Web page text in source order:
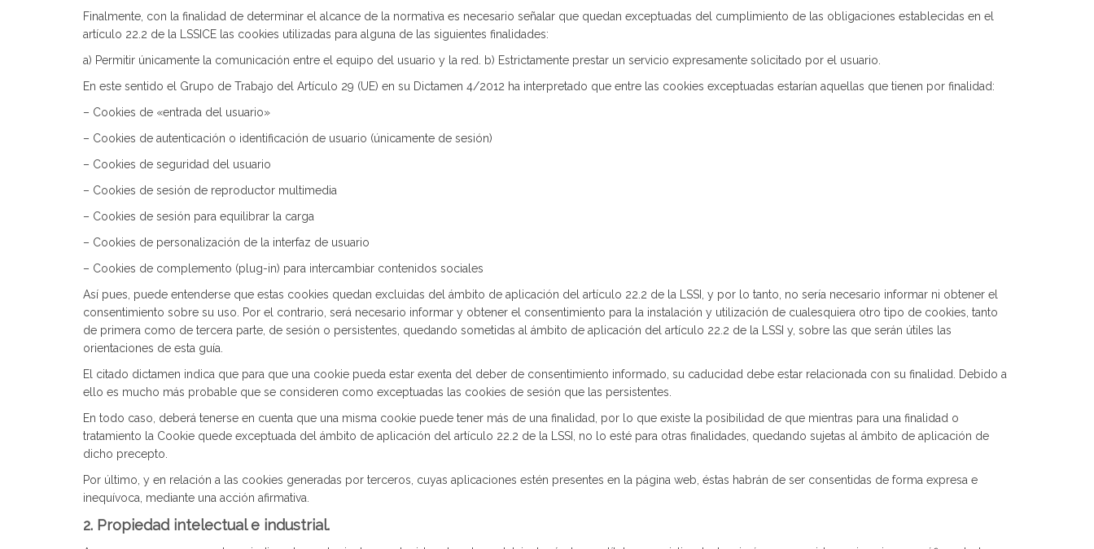
Finalmente, con la finalidad de determinar el alcance de la normativa es necesario señalar que quedan exceptuadas del cumplimiento de las obligaciones establecidas en el
artículo 22.2 de la LSSICE las cookies utilizadas para alguna de las siguientes finalidades:
a) Permitir únicamente la comunicación entre el equipo del usuario y la red. b) Estrictamente prestar un servicio expresamente solicitado por el usuario.
En este sentido el Grupo de Trabajo del Artículo 29 (UE) en su Dictamen 4/2012 ha interpretado que entre las cookies exceptuadas estarían aquellas que tienen por finalidad:
– Cookies de «entrada del usuario»
– Cookies de autenticación o identificación de usuario (únicamente de sesión)
– Cookies de seguridad del usuario
– Cookies de sesión de reproductor multimedia
– Cookies de sesión para equilibrar la carga
– Cookies de personalización de la interfaz de usuario
– Cookies de complemento (plug-in) para intercambiar contenidos sociales
Así pues, puede entenderse que estas cookies quedan excluidas del ámbito de aplicación del artículo 22.2 de la LSSI, y por lo tanto, no sería necesario informar ni obtener el
consentimiento sobre su uso. Por el contrario, será necesario informar y obtener el consentimiento para la instalación y utilización de cualesquiera otro tipo de cookies, tanto
de primera como de tercera parte, de sesión o persistentes, quedando sometidas al ámbito de aplicación del artículo 22.2 de la LSSI y, sobre las que serán útiles las
orientaciones de esta guía.
El citado dictamen indica que para que una cookie pueda estar exenta del deber de consentimiento informado, su caducidad debe estar relacionada con su finalidad. Debido a
ello es mucho más probable que se consideren como exceptuadas las cookies de sesión que las persistentes.
En todo caso, deberá tenerse en cuenta que una misma cookie puede tener más de una finalidad, por lo que existe la posibilidad de que mientras para una finalidad o
tratamiento la Cookie quede exceptuada del ámbito de aplicación del artículo 22.2 de la LSSI, no lo esté para otras finalidades, quedando sujetas al ámbito de aplicación de
dicho precepto.
Por último, y en relación a las cookies generadas por terceros, cuyas aplicaciones estén presentes en la página web, éstas habrán de ser consentidas de forma expresa e
inequívoca, mediante una acción afirmativa.
2. Propiedad intelectual e industrial.